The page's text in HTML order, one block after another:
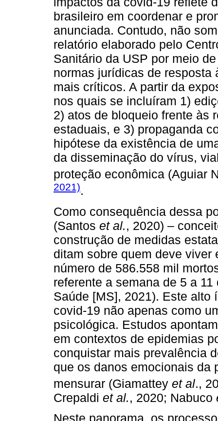
brasileiro em coordenar e
anunciada. Contudo, não
relatório elaborado pelo
Sanitário da USP por meio
normas jurídicas de resposta
mais críticos. A partir da
nos quais se incluíram 1)
2) atos de bloqueio frente às
estaduais, e 3) propaganda
hipótese da existência de
da disseminação do vírus,
proteção econômica (Aguiar
2021).
Como consequência dessa
(Santos et al., 2020) –
construção de medidas
ditam sobre quem deve viver
número de 586.558 mil
referente a semana de 5 a
Saúde [MS], 2021). Este alto
covid-19 não apenas como
psicológica. Estudos
em contextos de epidemias
conquistar mais prevalência
que os danos emocionais da
mensurar (Giamattey et al.,
Crepaldi et al., 2020; Nabuco
Neste panorama, os